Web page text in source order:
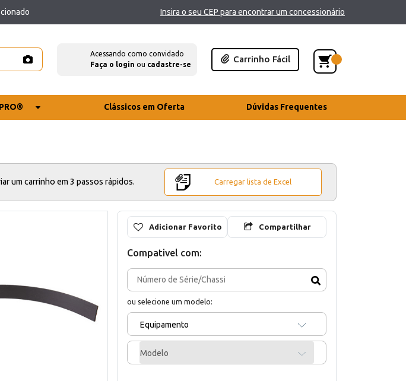
Insira o seu CEP para encontrar um concessionário
Acessando como convidado
Faça o login ou cadastre-se
Carrinho Fácil
Clássicos em Oferta Dúvidas Frequentes
um carrinho em 3 passos rápidos. Carregar lista de Excel
Adicionar Favorito Compartilhar
Compativel com:
ou selecione um modelo:
Equipamento
Modelo